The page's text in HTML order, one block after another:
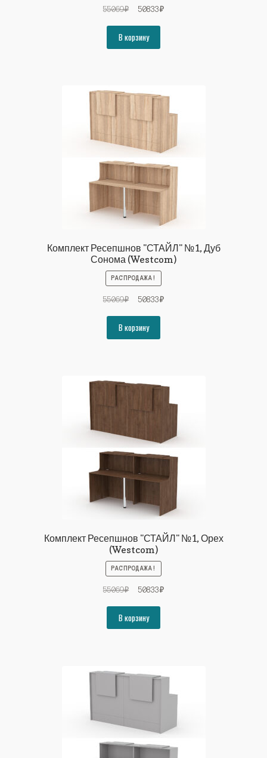
55069₽
Первоначальная
составляла
55069₽.
50833₽Текущая
В корзину
Комплект Ресепшнов "СТАЙЛ" №1, Дуб
Сонома (Westcom)
РАСПРОДАЖА!
55069₽
Первоначальная
составляла
55069₽.
50833₽Текущая
В корзину
Комплект Ресепшнов "СТАЙЛ" №1, Орех
(Westcom)
РАСПРОДАЖА!
55069₽
Первоначальная
составляла
55069₽.
50833₽Текущая
В корзину